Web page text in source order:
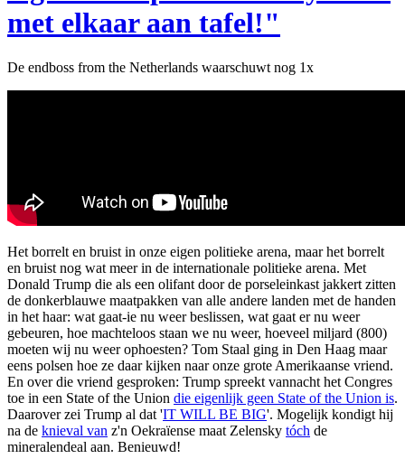
met elkaar aan tafel!"
De endboss from the Netherlands waarschuwt nog 1x
Het borrelt en bruist in onze eigen politieke arena, maar het borrelt
en bruist nog wat meer in de internationale politieke arena. Met
Donald Trump die als een olifant door de porseleinkast jakkert zitten
de donkerblauwe maatpakken van alle andere landen met de handen
in het haar: wat gaat-ie nu weer beslissen, wat gaat er nu weer
gebeuren, hoe machteloos staan we nu weer, hoeveel miljard (800)
moeten wij nu weer ophoesten? Tom Staal ging in Den Haag maar
eens polsen hoe ze daar kijken naar onze grote Amerikaanse vriend.
En over die vriend gesproken: Trump spreekt vannacht het Congres
toe in een State of the Union die eigenlijk geen State of the Union is.
Daarover zei Trump al dat 'IT WILL BE BIG'. Mogelijk kondigt hij
na de knieval van z'n Oekraïense maat Zelensky tóch de
mineralendeal aan. Benieuwd!